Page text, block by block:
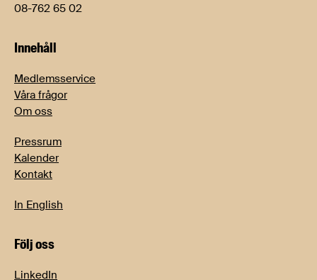
08-762 65 02
Innehåll
Medlemsservice
Våra frågor
Om oss
Pressrum
Kalender
Kontakt
In English
Följ oss
LinkedIn